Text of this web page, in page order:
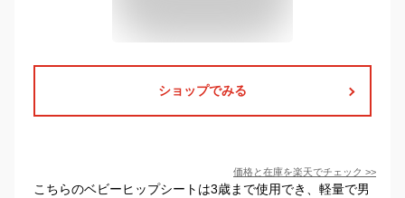
ショップでみる
価格と在庫を楽天でチェック >>
こちらのベビーヒップシートは3歳まで使用でき、軽量で男